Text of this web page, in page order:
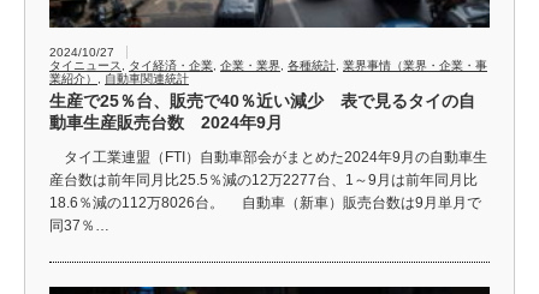
2024/10/27
タイニュース
タイ経済・企業 企業・業界 各種統計 業界事情（業界・企業・事
業紹介）
自動車関連統計
生産で25％台、販売で40％近い減少 表で見るタイの自
動車生産販売台数 2024年9月
タイ工業連盟（FTI）自動車部会がまとめた2024年9月の自動車生
産台数は前年同月比25.5％減の12万2277台、1～9月は前年同月比
18.6％減の112万8026台。 自動車（新車）販売台数は9月単月で
同37％…